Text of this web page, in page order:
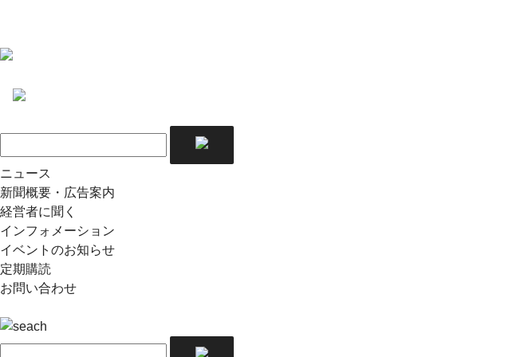
ニュース
新聞概要・広告案内
経営者に聞く
インフォメーション
イベントのお知らせ
定期購読
お問い合わせ